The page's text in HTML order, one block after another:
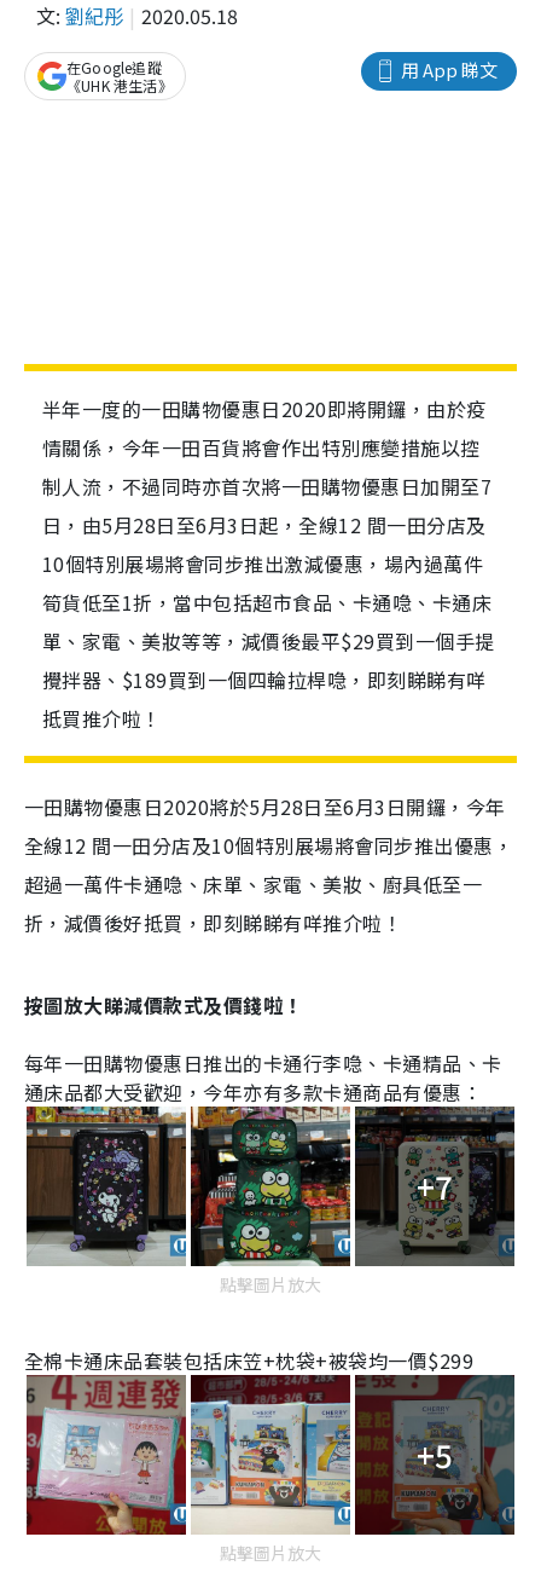
文: 劉紀彤 2020.05.18
用 App 睇文
在Google追蹤
《UHK 港生活》
半年一度的一田購物優惠日2020即將開鑼，由於疫
情關係，今年一田百貨將會作出特別應變措施以控
制人流，不過同時亦首次將一田購物優惠日加開至7
日，由5月28日至6月3日起，全線12 間一田分店及
10個特別展場將會同步推出激減優惠，場內過萬件
筍貨低至1折，當中包括超市食品、卡通喼、卡通床
單、家電、美妝等等，減價後最平$29買到一個手提
攪拌器、$189買到一個四輪拉桿喼，即刻睇睇有咩
抵買推介啦！
一田購物優惠日2020將於5月28日至6月3日開鑼，今年
全線12 間一田分店及10個特別展場將會同步推出優惠，
超過一萬件卡通喼、床單、家電、美妝、廚具低至一
折，減價後好抵買，即刻睇睇有咩推介啦！
按圖放大睇減價款式及價錢啦！
每年一田購物優惠日推出的卡通行李喼、卡通精品、卡
通床品都大受歡迎，今年亦有多款卡通商品有優惠：
+7
點擊圖片放大
全棉卡通床品套裝包括床笠+枕袋+被袋均一價$299
+5
點擊圖片放大